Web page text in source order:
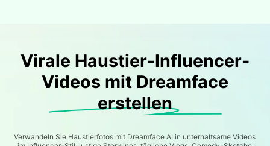
Virale Haustier-Influencer-
Videos mit Dreamface
erstellen
Verwandeln Sie Haustierfotos mit Dreamface AI in unterhaltsame Videos